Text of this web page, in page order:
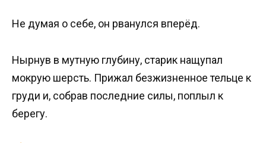
Не думая о себе, он рванулся вперёд.
Нырнув в мутную глубину, старик нащупал
мокрую шерсть. Прижал безжизненное тельце к
груди и, собрав последние силы, поплыл к
берегу.